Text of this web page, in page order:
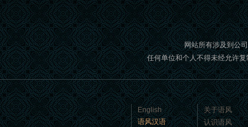
语风汉语学生Jennifer
我叫Jennifer，我非常喜欢在语风汉语无
锡校学习汉语，这是一个非常好的学习
汉语和交朋友的好地方。 ...
网站所有涉及到公
任何单位和个人不得未经允许
English
语风汉语
关于语风
认识语风